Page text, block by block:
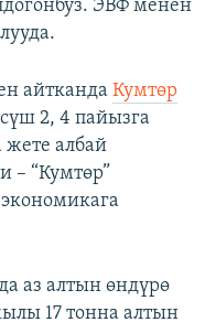
ЭВФ менен
айтканда Кумтөр
2, 4 пайызга
жете албай
– “Кумтөр”
аз алтын өндүрө
17 тонна алтын